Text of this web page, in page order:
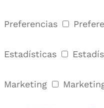
Preferencias
Estadísticas
Marketing